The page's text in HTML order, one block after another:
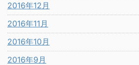
2016年12月
2016年11月
2016年10月
2016年9月